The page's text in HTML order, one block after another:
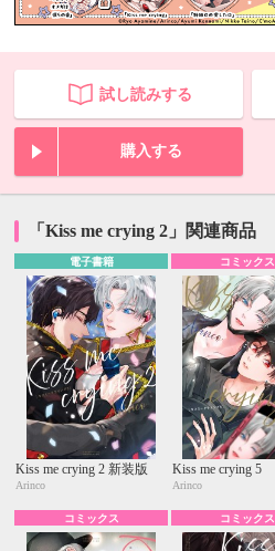
試し読みする
購入する
「Kiss me crying 2」関連商品
電子書籍
Kiss me crying 2 新装版
Arinco
コミックス
Kiss me crying 5
Arinco
コミックス コミックス